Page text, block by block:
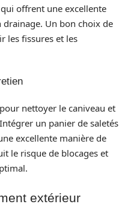
offrent une excellente
Un bon choix de
les fissures et les
nettoyer le caniveau et
un panier de saletés
excellente manière de
le risque de blocages et
extérieur